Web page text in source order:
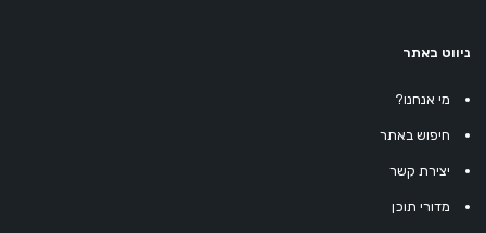
ניווט באתר
מי אנחנו?
חיפוש באתר
יצירת קשר
מדורי תוכן